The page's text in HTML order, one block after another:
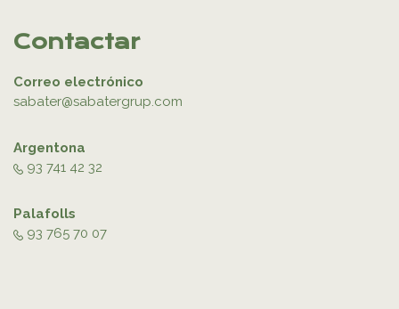
Contactar
Correo electrónico
sabater@sabatergrup.com
Argentona
93 741 42 32
Palafolls
93 765 70 07